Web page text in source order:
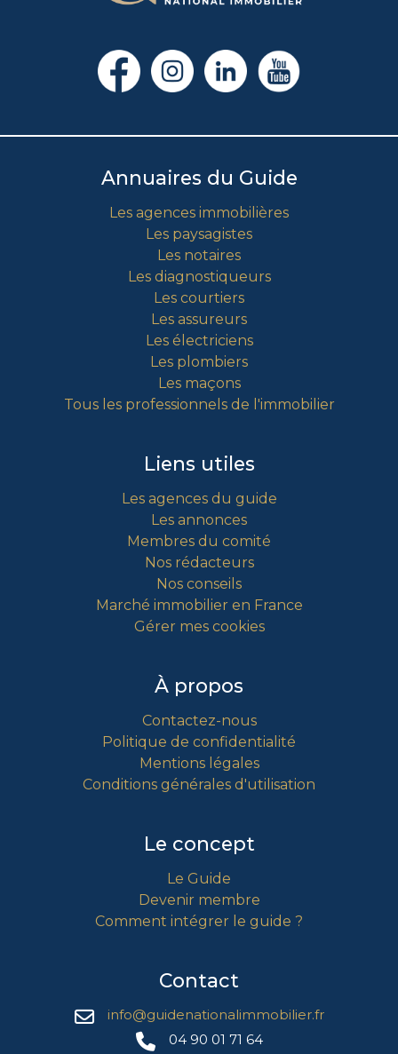
Annuaires du Guide
Les agences immobilières
Les paysagistes
Les notaires
Les diagnostiqueurs
Les courtiers
Les assureurs
Les électriciens
Les plombiers
Les maçons
Tous les professionnels de l'immobilier
Liens utiles
Les agences du guide
Les annonces
Membres du comité
Nos rédacteurs
Nos conseils
Marché immobilier en France
Gérer mes cookies
À propos
Contactez-nous
Politique de confidentialité
Mentions légales
Conditions générales d'utilisation
Le concept
Le Guide
Devenir membre
Comment intégrer le guide ?
Contact
info@guidenationalimmobilier.fr
04 90 01 71 64